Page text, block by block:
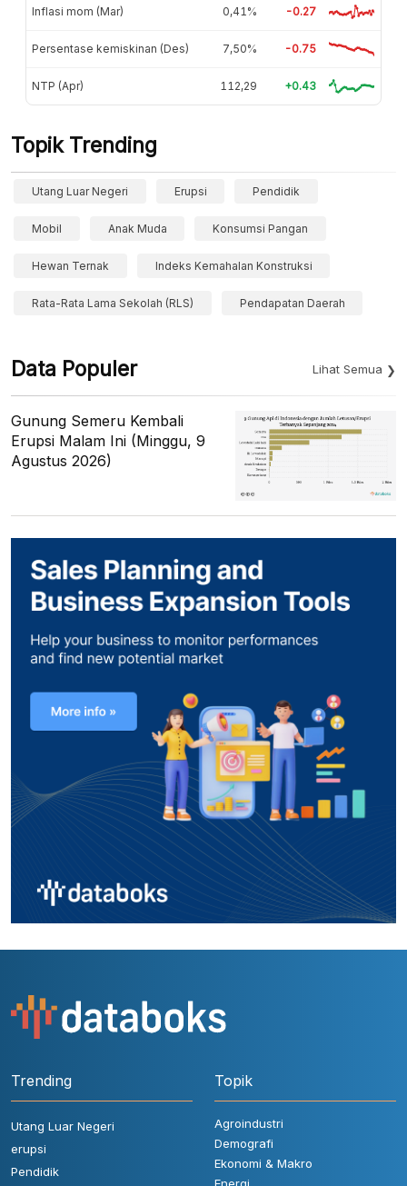
Inflasi mom (Mar) 0,41% -0.27
Persentase kemiskinan (Des) 7,50% -0.75
NTP (Apr) 112,29 +0.43
Topik Trending
Utang Luar Negeri Erupsi Pendidik
Mobil Anak Muda Konsumsi Pangan
Hewan Ternak Indeks Kemahalan Konstruksi
Rata-Rata Lama Sekolah (RLS) Pendapatan Daerah
Data Populer Lihat Semua
Gunung Semeru Kembali
Erupsi Malam Ini (Minggu, 9
Agustus 2026)
Trending
Utang Luar Negeri
erupsi
Pendidik
Topik
Agroindustri
Demografi
Ekonomi & Makro
Energi